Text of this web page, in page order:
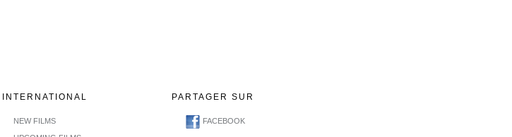
INTERNATIONAL
NEW FILMS
PARTAGER SUR
FACEBOOK